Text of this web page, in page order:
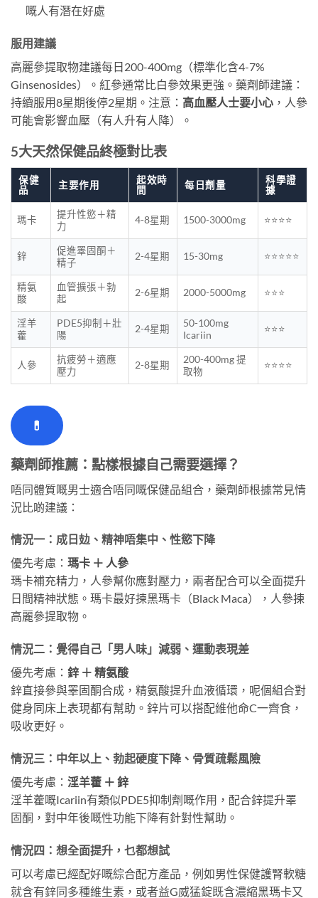
嘅人有潛在好處
服用建議
高麗參提取物建議每日200-400mg（標準化含4-7%
Ginsenosides）。紅參通常比白參效果更強。藥劑師建議：
持續服用8星期後停2星期。注意： 高血壓人士要小心 ，人參
可能會影響血壓（有人升有人降）。
5大天然保健品終極對比表
保健
品
主要作用
起效時
間
每日劑量
科學證
據
瑪卡
提升性慾＋精
力
4-8星期 1500-3000mg ⭐⭐⭐⭐
鋅
促進睪固酮＋
精子
2-4星期 15-30mg ⭐⭐⭐⭐⭐
精氨
酸
血管擴張＋勃
起
2-6星期 2000-5000mg ⭐⭐⭐
淫羊
藿
PDE5抑制＋壯
陽
2-4星期
50-100mg
Icariin
⭐⭐⭐
人參
抗疲勞＋適應
壓力
2-8星期
200-400mg 提
取物
⭐⭐⭐⭐
💊
藥劑師推薦：點樣根據自己需要選擇？
唔同體質嘅男士適合唔同嘅保健品組合，藥劑師根據常見情
況比啲建議：
情況一：成日攰、精神唔集中、性慾下降
優先考慮： 瑪卡 ＋ 人參
瑪卡補充精力，人參幫你應對壓力，兩者配合可以全面提升
日間精神狀態。瑪卡最好揀黑瑪卡（Black Maca），人參揀
高麗參提取物。
情況二：覺得自己「男人味」減弱、運動表現差
優先考慮： 鋅 ＋ 精氨酸
鋅直接參與睪固酮合成，精氨酸提升血液循環，呢個組合對
健身同床上表現都有幫助。鋅片可以搭配維他命C一齊食，
吸收更好。
情況三：中年以上、勃起硬度下降、骨質疏鬆風險
優先考慮： 淫羊藿 ＋ 鋅
淫羊藿嘅Icariin有類似PDE5抑制劑嘅作用，配合鋅提升睪
固酮，對中年後嘅性功能下降有針對性幫助。
情況四：想全面提升，乜都想試
可以考慮已經配好嘅綜合配方產品，例如男性保健護腎軟糖
就含有鋅同多種維生素，或者益G威猛錠既含濃縮黑瑪卡又